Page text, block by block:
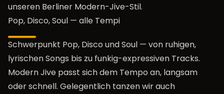
unseren Berliner Modern-Jive-Stil.
Pop, Disco, Soul — alle Tempi
Schwerpunkt Pop, Disco und Soul — von ruhigen,
lyrischen Songs bis zu funkig-expressiven Tracks.
Modern Jive passt sich dem Tempo an, langsam
oder schnell. Gelegentlich tanzen wir auch